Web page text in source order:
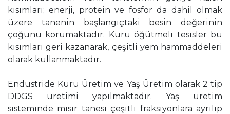
kısımları; enerji, protein ve fosfor da dahil olmak
üzere tanenin başlangıçtaki besin değerinin
çoğunu korumaktadır. Kuru öğütmeli tesisler bu
kısımları geri kazanarak, çeşitli yem hammaddeleri
olarak kullanmaktadır.
Endüstride Kuru Üretim ve Yaş Üretim olarak 2 tip
DDGS üretimi yapılmaktadır. Yaş üretim
sisteminde mısır tanesi çeşitli fraksiyonlara ayrılıp